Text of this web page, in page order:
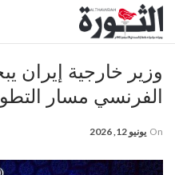
وزير خارجية إيران
الفرنسي مسار
On يونيو 12, 2026